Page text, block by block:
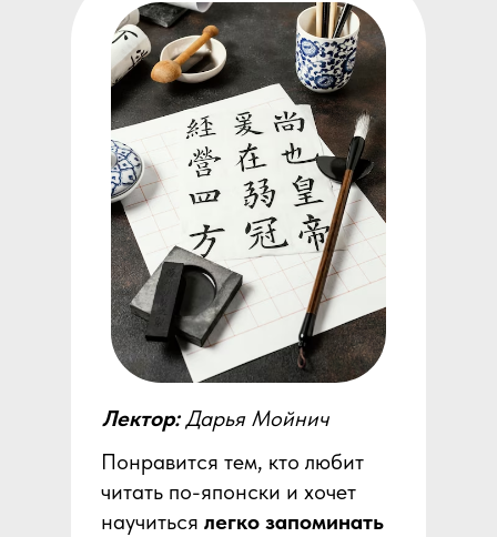
Лектор: Дарья Мойнич
Понравится тем, кто любит
читать по-японски и хочет
научиться легко запоминать